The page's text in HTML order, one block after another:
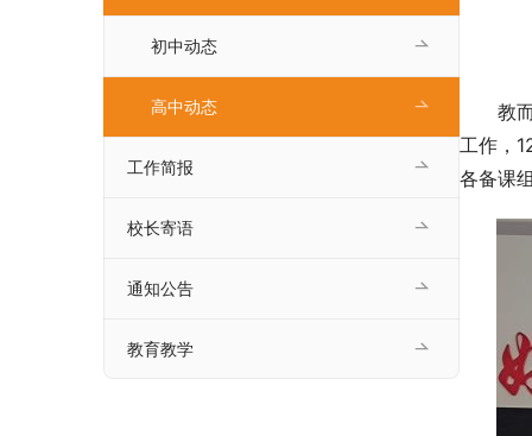
教
工作，
各备课
初中动态
高中动态
工作简报
校长寄语
通知公告
教育教学